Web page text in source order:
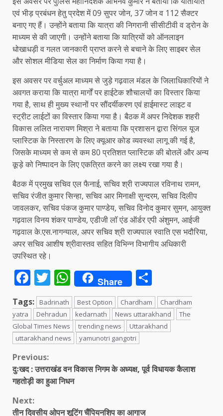
एवं भीड़ प्रबंधन हेतु प्रदेश में 09 सुपर जोन, 37 जोन व 112 सैक्टर
बनाए गए हैं। उन्होंने बताया कि यात्रा की निगरानी सीसीटीवी व ड्रोन के
माध्यम से की जाएगी। उन्होंने बताया कि यात्रियों को ऑनलाइन
धोखाधड़ी व गलत जानकारी प्राप्त करने से बचाने के लिए साइबर सेल
और सोशल मीडिया सेल का निर्माण किया गया है।
इस अवसर पर वर्चुअल माध्यम से जुड़े गढ़वाल मंडल के जिलाधिकारियों ने
अवगत कराया कि यात्रा मार्गों पर हाईटेक शौचालयों का विस्तार किया
गया है, साथ ही मुख्य स्थानों पर सौंदर्यीकरण एवं हाईमास्ट लाइट व
स्ट्रीट लाईटों का विस्तार किया गया है। बैठक में अपर निदेशक शहरी
विकास ललित नारायण मिश्रा ने बताया कि प्रशासन द्वारा सिंगल यूज
प्लास्टिक के निस्तारण के लिए क्यूआर कोड व्यवस्था लागू की गई है,
जिसके माध्यम से कम से कम 80 प्रतिशत प्लास्टिक की बोतलें और अन्य
कूड़े को निष्पादन के लिए एकत्रित करने का लक्ष्य रखा गया है।
बैठक में प्रमुख सचिव एल फैनाई, सचिव श्री राज्यपाल रविनाथ रामन,
सचिव रंजीत कुमार सिन्हा, सचिव आर मिनाक्षी सुन्दरम, सचिव दिलीप
जावलकर, सचिव पंकज कुमार पाण्डेय, सचिव विनोद कुमार सुमन, आयुक्त
गढ़वाल विनय शंकर पाण्डेय, एडीजी लॉ एंड ऑर्डर एपी अंशुमन, आईजी
गढ़वाल के.एस.नागन्याल, अपर सचिव श्री राज्यपाल स्वाति एस भदौरिया,
अपर सचिव आशीष श्रीवास्तव सहित विभिन्न विभागीय अधिकारी
उपस्थित रहे।
Facebook
Twitter
WhatsApp
Share
Tags: Badrinath Best Option Chardham
Chardham
yatra
Dehradun kedarnath News uttarakhand
The
Global Times News
trending news
Uttarakhand
uttarakhand news
yamunotri gangotri
Continue
Reading
Previous:
दुःखद : उत्तराखंड वन विकास निगम के अध्यक्ष, पूर्व विधायक कैलाश
गहतोड़ी का हुआ निधन
Next:
तीन दिवसीय ओपन शूटिंग चैंपियनशिप का आगाज